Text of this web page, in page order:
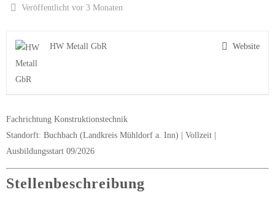
Veröffentlicht vor 3 Monaten
Website
HW Metall GbR
Fachrichtung Konstruktionstechnik
Standorft: Buchbach (Landkreis Mühldorf a. Inn) | Vollzeit |
Ausbildungsstart 09/2026
Stellenbeschreibung